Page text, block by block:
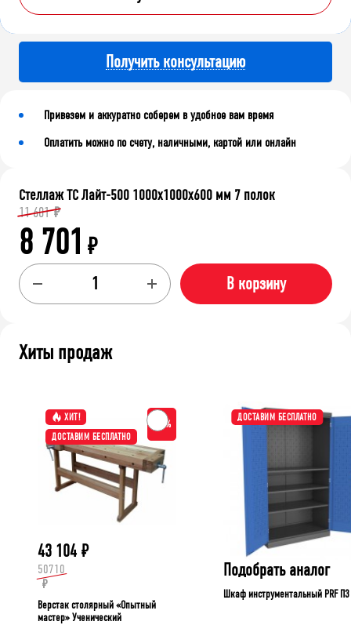
Получить консультацию
Привезем и аккуратно соберем в удобное вам время
Оплатить можно по счету, наличными, картой или онлайн
Стеллаж ТС Лайт-500 1000х1000х600 мм 7 полок
11 601 ₽
8 701 ₽
В корзину
Хиты продаж
ХИТ!
ДОСТАВИМ БЕСПЛАТНО
-15%
43 104 ₽
50710
₽
Верстак столярный «Опытный
мастер» Ученический
ДОСТАВИМ БЕСПЛАТНО
Подобрать аналог
Шкаф инструментальный PRF П3